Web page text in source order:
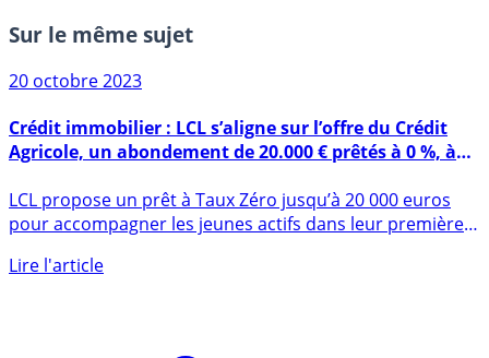
Sur le même sujet
20 octobre 2023
Agricole, un abondement de 20.000 € prêtés à 0 %, à
saisir avant le 15 décembre 2023
LCL propose un prêt à Taux Zéro jusqu’à 20 000 euros
pour accompagner les jeunes actifs dans leur première